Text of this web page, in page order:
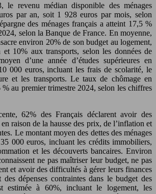
le revenu médian disponible des ménages
par an, soit 1 928 euros par mois, selon
des ménages français a atteint 17,5 %
selon la Banque de France. En moyenne,
environ 20% de son budget au logement,
et 10% aux transports, selon les données de
d’une année d’études supérieures en
000 euros, incluant les frais de scolarité, le
et les transports. Le taux de chômage en
% au premier trimestre 2024, selon les chiffres
62% des Français déclarent avoir des
raison de la hausse des prix, de l’inflation et
Le montant moyen des dettes des ménages
000 euros, incluant les crédits immobiliers,
et les découverts bancaires. Environ
ne pas maîtriser leur budget, ne pas
et avoir des difficultés à gérer leurs finances
dépenses contraintes dans le budget des
estimée à 60%, incluant le logement, les